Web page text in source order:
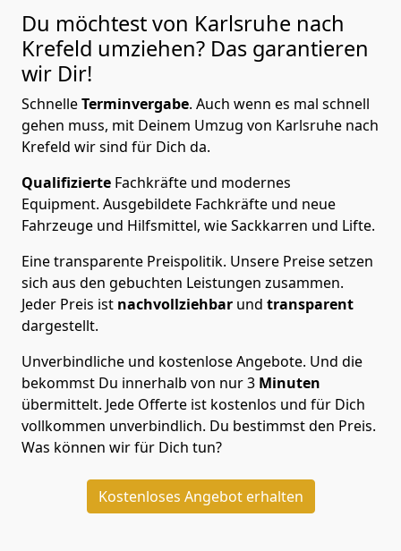
Du möchtest von Karlsruhe nach
Krefeld umziehen? Das garantieren
wir Dir!
SchnelleTerminvergabe. Auch wenn es mal schnell
gehen muss, mit Deinem Umzug von Karlsruhe nach
Krefeld wir sind für Dich da.
Qualifizierte Fachkräfte und modernes
Equipment. Ausgebildete Fachkräfte und neue
Fahrzeuge und Hilfsmittel, wie Sackkarren und Lifte.
Eine transparente Preispolitik. Unsere Preise setzen
sich aus den gebuchten Leistungen zusammen.
Jeder Preis ist nachvollziehbar und transparent
dargestellt.
Unverbindliche und kostenlose Angebote. Und die
bekommst Du innerhalb von nur3 Minuten
übermittelt. Jede Offerte ist kostenlos und für Dich
vollkommen unverbindlich. Du bestimmst den Preis.
Was können wir für Dich tun?
Kostenloses Angebot erhalten